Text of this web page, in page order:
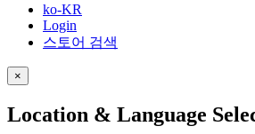
ko-KR
Login
스토어 검색
×
Location & Language